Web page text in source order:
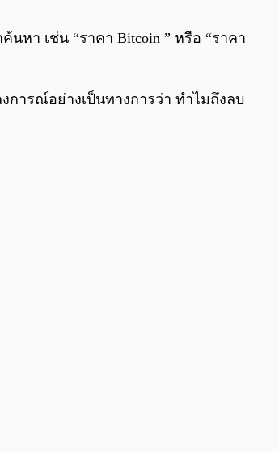
หา เช่น “ราคา Bitcoin ” หรือ “ราคา
ารณ์อย่างเป็นทางการว่า ทำไมถึงลบ